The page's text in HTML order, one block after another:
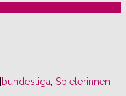
bundesliga, Spielerinnen